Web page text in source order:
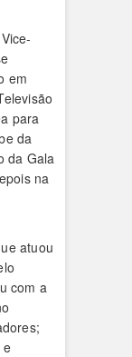
em
para
da
da Gala
na
atuou
com a
e